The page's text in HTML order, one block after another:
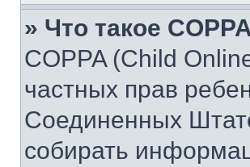
» Что такое
COPPA (Child
частных прав
Соединенных
собирать